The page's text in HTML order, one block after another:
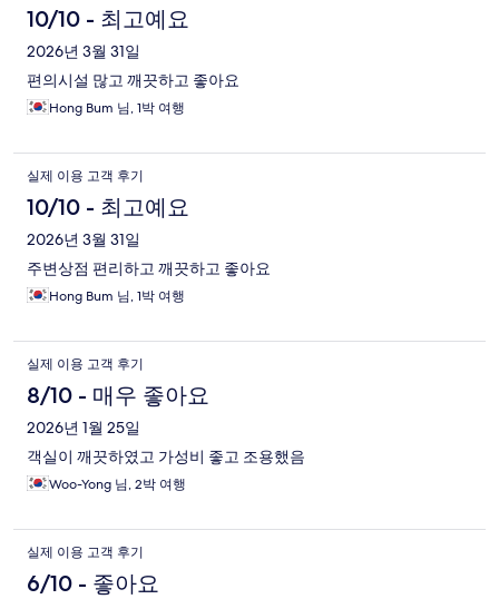
10/10 - 최고예요
2026년 3월 31일
편의시설 많고 깨끗하고 좋아요
Hong Bum 님, 1박 여행
실제 이용 고객 후기
10/10 - 최고예요
2026년 3월 31일
주변상점 편리하고 깨끗하고 좋아요
Hong Bum 님, 1박 여행
실제 이용 고객 후기
8/10 - 매우 좋아요
2026년 1월 25일
객실이 깨끗하였고 가성비 좋고 조용했음
Woo-Yong 님, 2박 여행
실제 이용 고객 후기
6/10 - 좋아요